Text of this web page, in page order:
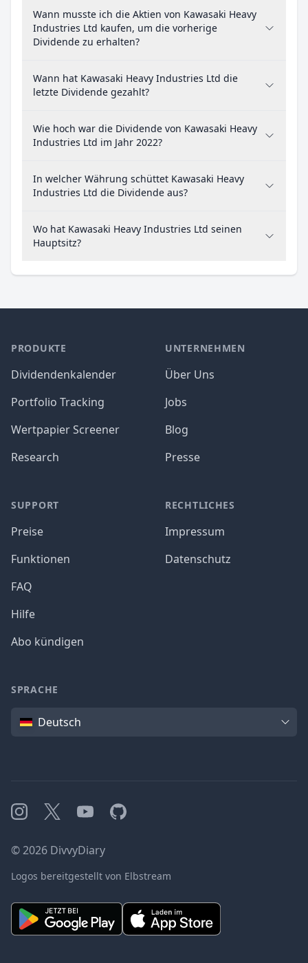
Wann musste ich die Aktien von Kawasaki Heavy
Industries Ltd kaufen, um die vorherige
Dividende zu erhalten?
Wann hat Kawasaki Heavy Industries Ltd die
letzte Dividende gezahlt?
Wie hoch war die Dividende von Kawasaki Heavy
Industries Ltd im Jahr 2022?
In welcher Währung schüttet Kawasaki Heavy
Industries Ltd die Dividende aus?
Wo hat Kawasaki Heavy Industries Ltd seinen
Hauptsitz?
PRODUKTE
Dividendenkalender
Portfolio Tracking
Wertpapier Screener
Research
SUPPORT
Preise
Funktionen
FAQ
Hilfe
Abo kündigen
UNTERNEHMEN
Über Uns
Jobs
Blog
Presse
RECHTLICHES
Impressum
Datenschutz
SPRACHE
SpracheDeutsch
Instagram
X YouTubeGitHub
©2026 DivvyDiary
Logos bereitgestellt von Elbstream